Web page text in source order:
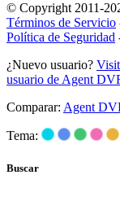
© Copyright 2011-
Términos de Servicio
Política de Seguridad
¿Nuevo usuario?
usuario de Agent
Comparar: Agent
Tema:
Buscar